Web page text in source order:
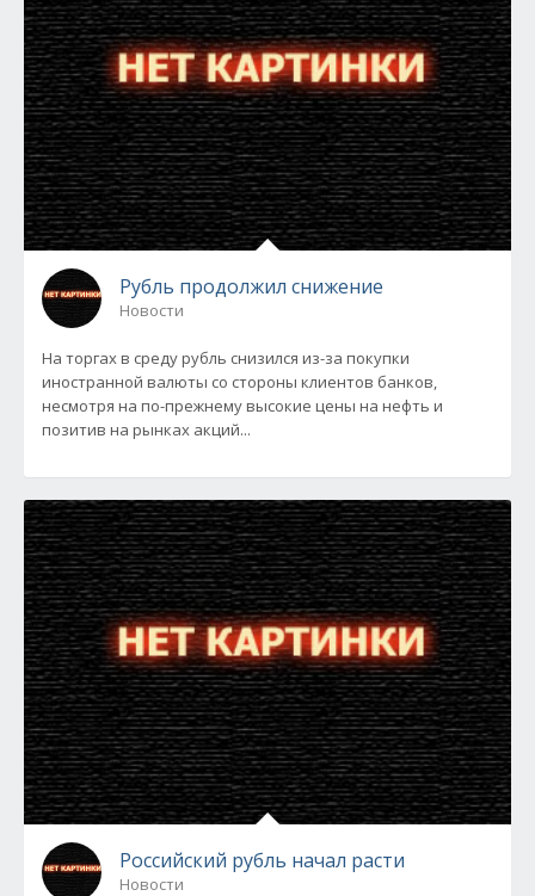
Рубль продолжил снижение
Новости
На торгах в среду рубль снизился из-за покупки
иностранной валюты со стороны клиентов банков,
несмотря на по-прежнему высокие цены на нефть и
позитив на рынках акций...
Российский рубль начал расти
Новости